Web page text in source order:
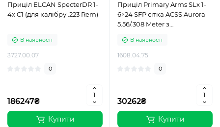
Приціл ELCAN SpecterDR 1-
4x C1 (для калібру .223 Rem)
В наявності
3727.00.07
0
186247₴
Купити
Приціл Primary Arms SLx 1-
6×24 SFP сітка ACSS Aurora
5.56/.308 Meter з
В наявності
1608.04.75
0
30262₴
Купити